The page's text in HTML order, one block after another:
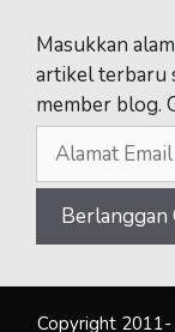
Masukkan
artikel terbaru
member blog.
Copyright